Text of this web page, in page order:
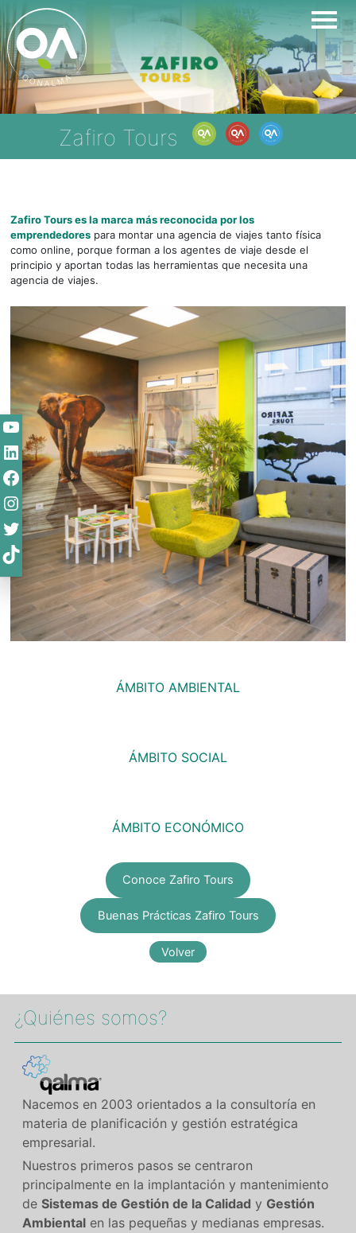
content
Zafiro Tours
Zafiro Tours es la marca más reconocida por los
emprendedores para montar una agencia de viajes tanto física
como online, porque forman a los agentes de viaje desde el
principio y aportan todas las herramientas que necesita una
agencia de viajes.
ÁMBITO AMBIENTAL
ÁMBITO SOCIAL
ÁMBITO ECONÓMICO
Conoce Zafiro Tours
Buenas Prácticas Zafiro Tours
¿Quiénes somos?​
Nacemos en 2003 orientados a la consultoría en
materia de planificación y gestión estratégica
empresarial.
Nuestros primeros pasos se centraron
principalmente en la implantación y mantenimiento
de Sistemas de Gestión de la Calidad y Gestión
Ambientalen las pequeñas y medianas empresas.
YouTube
LinkedIn
Facebook
Instagram
Twitter
TikTok